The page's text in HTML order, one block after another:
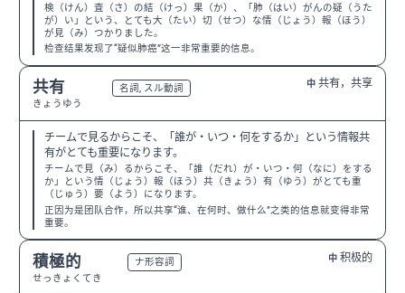
検（けん）査（さ）の結（けっ）果（か）、「肺（はい）がんの疑（うた
が）い」という、とても大（たい）切（せつ）な情（じょう）報（ほう）
が見（み）つかりました。
检查结果发现了“疑似肺癌”这一非常重要的信息。
共有
きょうゆう
名詞, スル動詞 中 共有，共享
チームで見るからこそ、「誰が・いつ・何をするか」という情報共
有がとても重要になります。
チームで見（み）るからこそ、「誰（だれ）が・いつ・何（なに）をする
か」という情（じょう）報（ほう）共（きょう）有（ゆう）がとても重
（じゅう）要（よう）になります。
正因为是团队合作，所以共享“谁、在何时、做什么”之类的信息就变得非常
重要。
積極的
せっきょくてき
ナ形容詞 中 积极的